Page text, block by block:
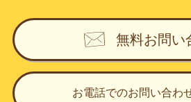
無料お問い
お電話でのお問い合わ